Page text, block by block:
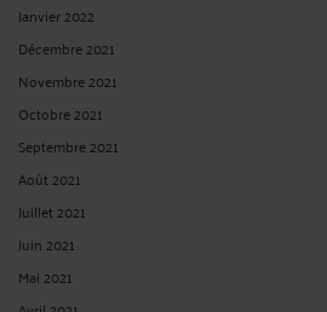
Janvier 2022
Décembre 2021
Novembre 2021
Octobre 2021
Septembre 2021
Août 2021
Juillet 2021
Juin 2021
Mai 2021